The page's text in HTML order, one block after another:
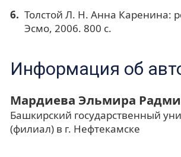
Толстой Л. Н. Анна Каренина:
Эсмо, 2006. 800 с.
Информация об
Мардиева Эльмира
Башкирский государственный
(филиал) в г. Нефтекамске